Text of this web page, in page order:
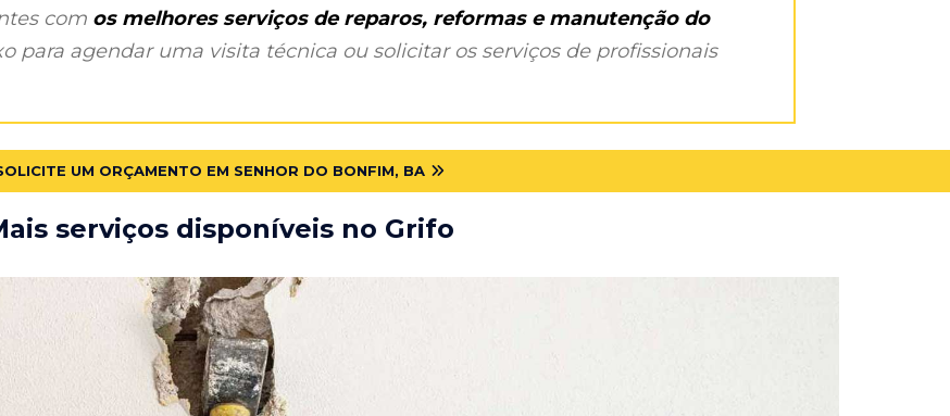
com os melhores serviços de reparos, reformas e manutenção do
para agendar uma visita técnica ou solicitar os serviços de profissionais
UM ORÇAMENTO EM SENHOR DO BONFIM, BA
serviços disponíveis no Grifo